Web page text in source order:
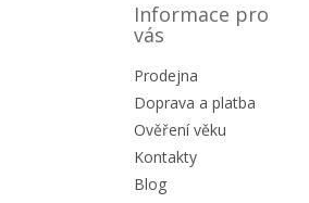
Informace pro
vás
Prodejna
Doprava a platba
Ověření věku
Kontakty
Blog